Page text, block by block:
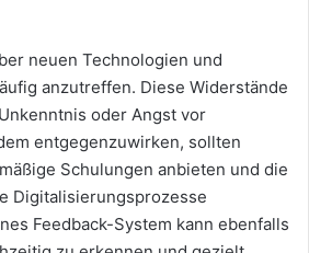
neuen Technologien und
anzutreffen. Diese Widerstände
oder Angst vor
entgegenzuwirken, sollten
Schulungen anbieten und die
Digitalisierungsprozesse
Feedback-System kann ebenfalls